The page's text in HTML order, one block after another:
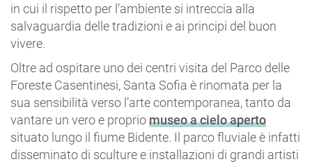
in cui il rispetto per l’ambiente si intreccia alla
salvaguardia delle tradizioni e ai principi del buon
vivere.
Oltre ad ospitare uno dei centri visita del Parco delle
Foreste Casentinesi, Santa Sofia è rinomata per la
sua sensibilità verso l’arte contemporanea, tanto da
vantare un vero e propriomuseo a cielo aperto
situato lungo il fiume Bidente. Il parco fluviale è infatti
disseminato di sculture e installazioni di grandi artisti